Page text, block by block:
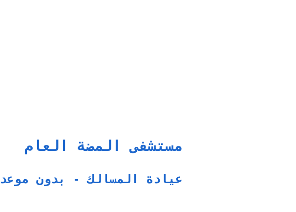
مستشفى المضة العام
عيادة المسالك - بدون موعد